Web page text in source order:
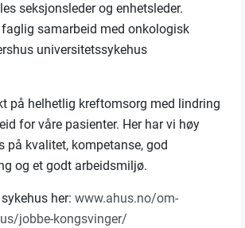
seksjonsleder og enhetsleder.
samarbeid med onkologisk
universitetssykehus
på helhetlig kreftomsorg med lindring
for våre pasienter. Her har vi høy
på kvalitet, kompetanse, god
og et godt arbeidsmiljø.
her:www.ahus.no/om-
jobbe-kongsvinger/